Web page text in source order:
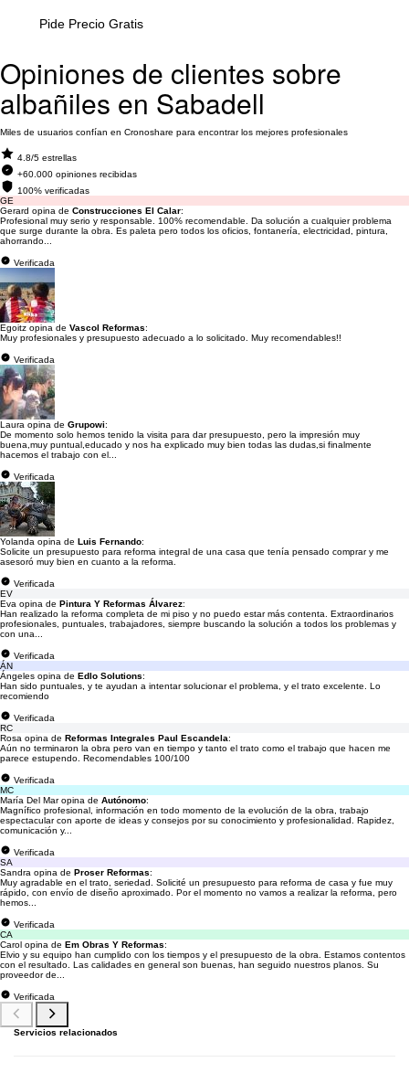
Pide Precio Gratis
Opiniones de clientes sobre
albañiles en Sabadell
Miles de usuarios confían en Cronoshare para encontrar los mejores profesionales
4.8/5 estrellas
+60.000 opiniones recibidas
100% verificadas
GE
Gerard opina de Construcciones El Calar:
Profesional muy serio y responsable. 100% recomendable. Da solución a cualquier problema
que surge durante la obra. Es paleta pero todos los oficios, fontanería, electricidad, pintura,
ahorrando...
Verificada
Egoitz opina de Vascol Reformas:
Muy profesionales y presupuesto adecuado a lo solicitado. Muy recomendables!!
Verificada
Laura opina de Grupowi:
De momento solo hemos tenido la visita para dar presupuesto, pero la impresión muy
buena,muy puntual,educado y nos ha explicado muy bien todas las dudas,si finalmente
hacemos el trabajo con el...
Verificada
Yolanda opina de Luis Fernando:
Solicite un presupuesto para reforma integral de una casa que tenía pensado comprar y me
asesoró muy bien en cuanto a la reforma.
Verificada
EV
Eva opina de Pintura Y Reformas Álvarez:
Han realizado la reforma completa de mi piso y no puedo estar más contenta. Extraordinarios
profesionales, puntuales, trabajadores, siempre buscando la solución a todos los problemas y
con una...
Verificada
ÁN
Ángeles opina de Edlo Solutions:
Han sido puntuales, y te ayudan a intentar solucionar el problema, y el trato excelente. Lo
recomiendo
Verificada
RC
Rosa opina de Reformas Integrales Paul Escandela:
Aún no terminaron la obra pero van en tiempo y tanto el trato como el trabajo que hacen me
parece estupendo. Recomendables 100/100
Verificada
MC
María Del Mar opina de Autónomo:
Magnífico profesional, información en todo momento de la evolución de la obra, trabajo
espectacular con aporte de ideas y consejos por su conocimiento y profesionalidad. Rapidez,
comunicación y...
Verificada
SA
Sandra opina de Proser Reformas:
Muy agradable en el trato, seriedad. Solicité un presupuesto para reforma de casa y fue muy
rápido, con envío de diseño aproximado. Por el momento no vamos a realizar la reforma, pero
hemos...
Verificada
CA
Carol opina de Em Obras Y Reformas:
Elvio y su equipo han cumplido con los tiempos y el presupuesto de la obra. Estamos contentos
con el resultado. Las calidades en general son buenas, han seguido nuestros planos. Su
proveedor de...
Verificada
Servicios relacionados